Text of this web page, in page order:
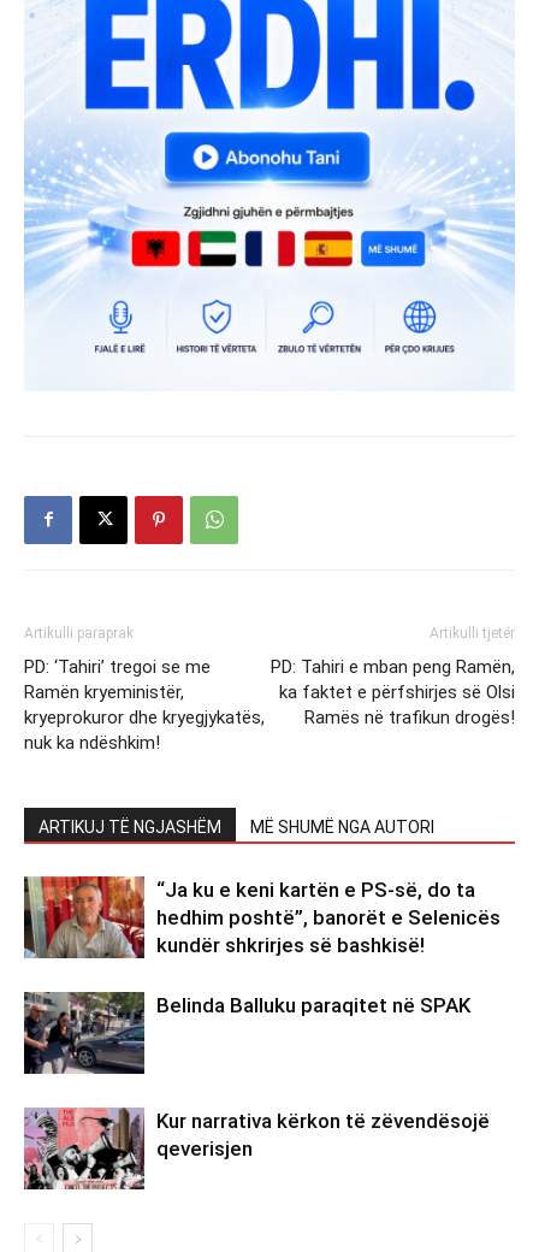
Artikulli paraprak
PD: ‘Tahiri’ tregoi se me
Ramën kryeministër,
kryeprokuror dhe kryegjykatës,
nuk ka ndëshkim!
Artikulli tjetër
PD: Tahiri e mban peng Ramën,
ka faktet e përfshirjes së Olsi
Ramës në trafikun drogës!
ARTIKUJ TË NGJASHËM MË SHUMË NGA AUTORI
“Ja ku e keni kartën e PS-së, do ta
hedhim poshtë”, banorët e Selenicës
kundër shkrirjes së bashkisë!
Belinda Balluku paraqitet në SPAK
Kur narrativa kërkon të zëvendësojë
qeverisjen